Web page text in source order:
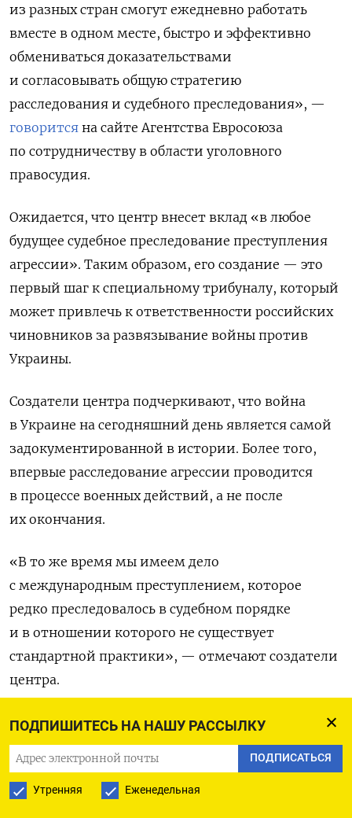
ПОДПИШИТЕСЬ НА НАШУ РАССЫЛКУ
ПОДПИСАТЬСЯ
Утренняя Еженедельная
из разных стран смогут ежедневно работать
вместе в одном месте, быстро и эффективно
обмениваться доказательствами
и согласовывать общую стратегию
расследования и судебного преследования», —
говорится на сайте Агентства Евросоюза
по сотрудничеству в области уголовного
правосудия.
Ожидается, что центр внесет вклад «в любое
будущее судебное преследование преступления
агрессии». Таким образом, его создание — это
первый шаг к специальному трибуналу, который
может привлечь к ответственности российских
чиновников за развязывание войны против
Украины.
Создатели центра подчеркивают, что война
в Украине на сегодняшний день является самой
задокументированной в истории. Более того,
впервые расследование агрессии проводится
в процессе военных действий, а не после
их окончания.
«В то же время мы имеем дело
с международным преступлением, которое
редко преследовалось в судебном порядке
и в отношении которого не существует
стандартной практики», — отмечают создатели
центра.
До сих пор единственным обвинением в адрес
России со стороны международной организации
был ордер на арест президента РФ Владимира
Путина и уполномоченной по правам